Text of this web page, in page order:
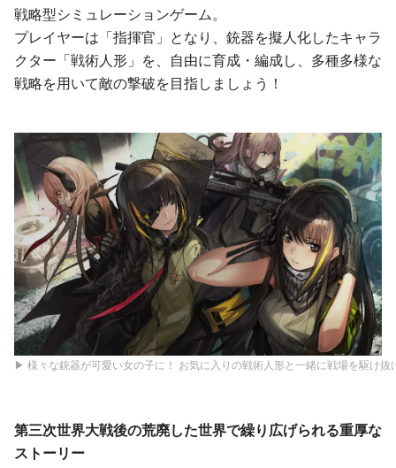
戦略型シミュレーションゲーム。
プレイヤーは「指揮官」となり、銃器を擬人化したキャラ
クター「戦術人形」を、自由に育成・編成し、多種多様な
戦略を用いて敵の撃破を目指しましょう！
▶ 様々な銃器が可愛い女の子に！ お気に入りの戦術人形と一緒に戦場を駆け抜
第三次世界大戦後の荒廃した世界で繰り広げられる重厚な
ストーリー